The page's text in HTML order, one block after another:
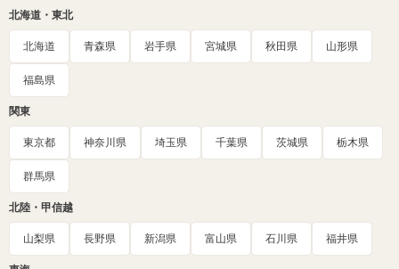
北海道・東北
北海道 青森県 岩手県 宮城県 秋田県 山形県
福島県
関東
東京都 神奈川県 埼玉県 千葉県 茨城県 栃木県
群馬県
北陸・甲信越
山梨県 長野県 新潟県 富山県 石川県 福井県